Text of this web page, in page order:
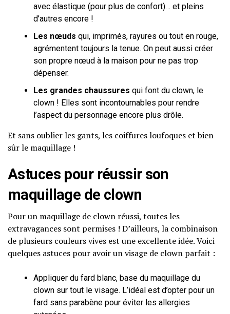
avec élastique (pour plus de confort)… et pleins
d’autres encore !
Les nœuds qui, imprimés, rayures ou tout en rouge,
agrémentent toujours la tenue. On peut aussi créer
son propre nœud à la maison pour ne pas trop
dépenser.
Les grandes chaussures qui font du clown, le
clown ! Elles sont incontournables pour rendre
l’aspect du personnage encore plus drôle.
Et sans oublier les gants, les coiffures loufoques et bien
sûr le maquillage !
Astuces pour réussir son
maquillage de clown
Pour un maquillage de clown réussi, toutes les
extravagances sont permises ! D’ailleurs, la combinaison
de plusieurs couleurs vives est une excellente idée. Voici
quelques astuces pour avoir un visage de clown parfait :
Appliquer du fard blanc, base du maquillage du
clown sur tout le visage. L’idéal est d’opter pour un
fard sans parabène pour éviter les allergies